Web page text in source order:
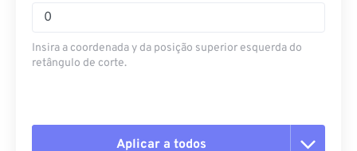
Insira a coordenada y da posição superior esquerda do
retângulo de corte.
Aplicar a todos